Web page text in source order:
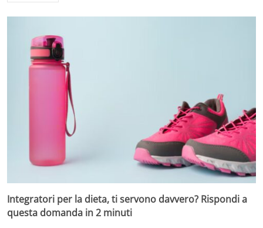
Integratori per la dieta, ti servono davvero? Rispondi a
questa domanda in 2 minuti